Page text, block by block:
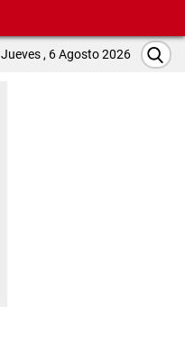
Jueves , 6 Agosto 2026